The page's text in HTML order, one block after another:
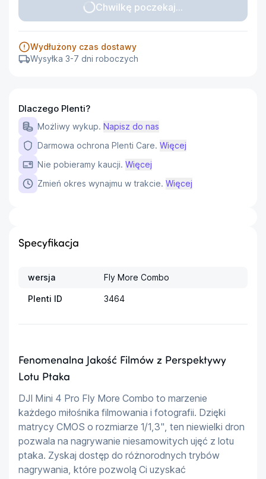
Chwilkę poczekaj...
Wydłużony czas dostawy
Wysyłka 3-7 dni roboczych
Dlaczego Plenti?
Możliwy wykup. Napisz do nas
Darmowa ochrona Plenti Care. Więcej
Nie pobieramy kaucji. Więcej
Zmień okres wynajmu w trakcie. Więcej
Specyfikacja
wersja Fly More Combo
Plenti ID 3464
Fenomenalna Jakość Filmów z Perspektywy
Lotu Ptaka
DJI Mini 4 Pro Fly More Combo to marzenie
każdego miłośnika filmowania i fotografii. Dzięki
matrycy CMOS o rozmiarze 1/1,3", ten niewielki dron
pozwala na nagrywanie niesamowitych ujęć z lotu
ptaka. Zyskaj dostęp do różnorodnych trybów
nagrywania, które pozwolą Ci uzyskać